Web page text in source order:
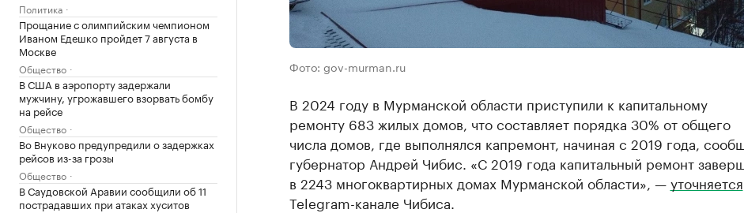
Политика
Прощание с олимпийским чемпионом
Иваном Едешко пройдет 7 августа в
Москве
Общество
В США в аэропорту задержали
мужчину, угрожавшего взорвать бомбу
на рейсе
Общество
Во Внуково предупредили о задержках
рейсов из-за грозы
Общество
В Саудовской Аравии сообщили об 11
пострадавших при атаках хуситов
Фото: gov-murman.ru
В 2024 году в Мурманской области приступили к капитальному
ремонту 683 жилых домов, что составляет порядка 30% от общего
числа домов, где выполнялся капремонт, начиная с 2019 года,
губернатор Андрей Чибис. «С 2019 года капитальный ремонт
в 2243 многоквартирных домах Мурманской области», —уточняется
Telegram-канале Чибиса.